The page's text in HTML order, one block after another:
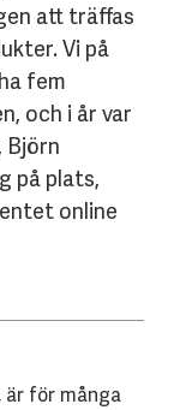
att träffas
Vi på
fem
och i år var
Björn
på plats,
online
är för många